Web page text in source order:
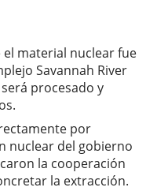
material nuclear fue
Savannah River
procesado y
por
nuclear del gobierno
la cooperación
la extracción.